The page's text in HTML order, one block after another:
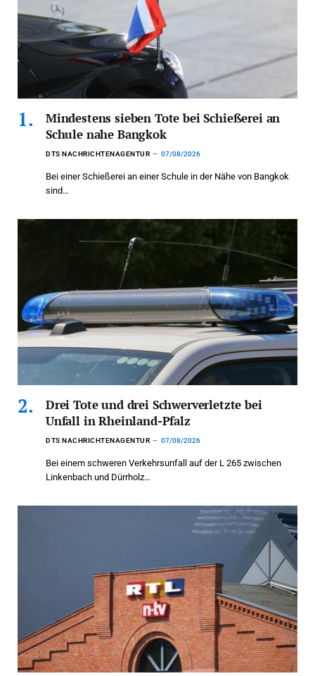
Mindestens sieben Tote bei Schießerei an
Schule nahe Bangkok
DTS NACHRICHTENAGENTUR 07/08/2026
Bei einer Schießerei an einer Schule in der Nähe von Bangkok
sind…
Drei Tote und drei Schwerverletzte bei
Unfall in Rheinland-Pfalz
DTS NACHRICHTENAGENTUR 07/08/2026
Bei einem schweren Verkehrsunfall auf der L 265 zwischen
Linkenbach und Dürrholz…